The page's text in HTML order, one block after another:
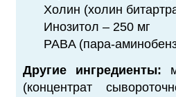
Холин (холин
Инозитол – 250 мг
PABA (пара-
Другие ингредиенты:
(концентрат